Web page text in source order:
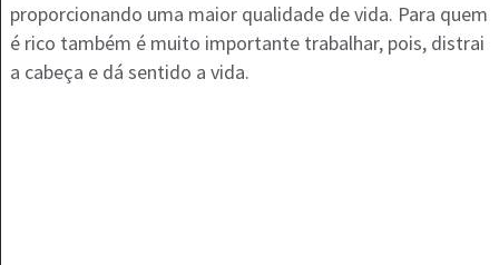
proporcionando uma maior qualidade de vida. Para quem
é rico também é muito importante trabalhar, pois, distrai
a cabeça e dá sentido a vida.